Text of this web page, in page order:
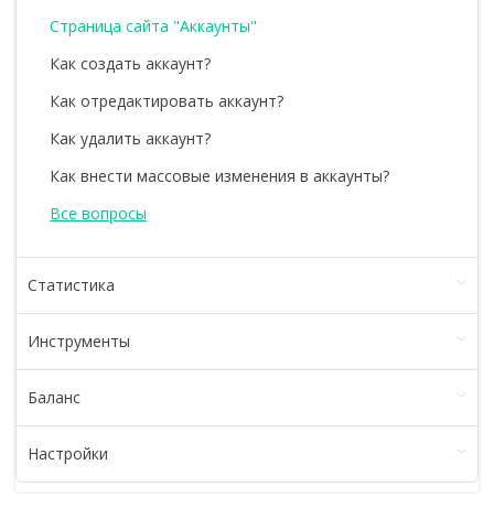
Страница сайта "Аккаунты"
Как создать аккаунт?
Как отредактировать аккаунт?
Как удалить аккаунт?
Как внести массовые изменения в аккаунты?
Все вопросы
Статистика
Инструменты
Баланс
Настройки